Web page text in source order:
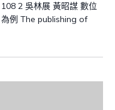
2 吳林展 黃昭謀 數位
例 The publishing of